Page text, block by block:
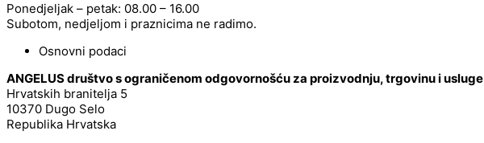
Ponedjeljak – petak: 08.00 – 16.00
Subotom, nedjeljom i praznicima ne radimo.
Osnovni podaci
ANGELUS društvo s ograničenom odgovornošću za proizvodnju, trgovinu i usluge
Hrvatskih branitelja 5
10370 Dugo Selo
Republika Hrvatska